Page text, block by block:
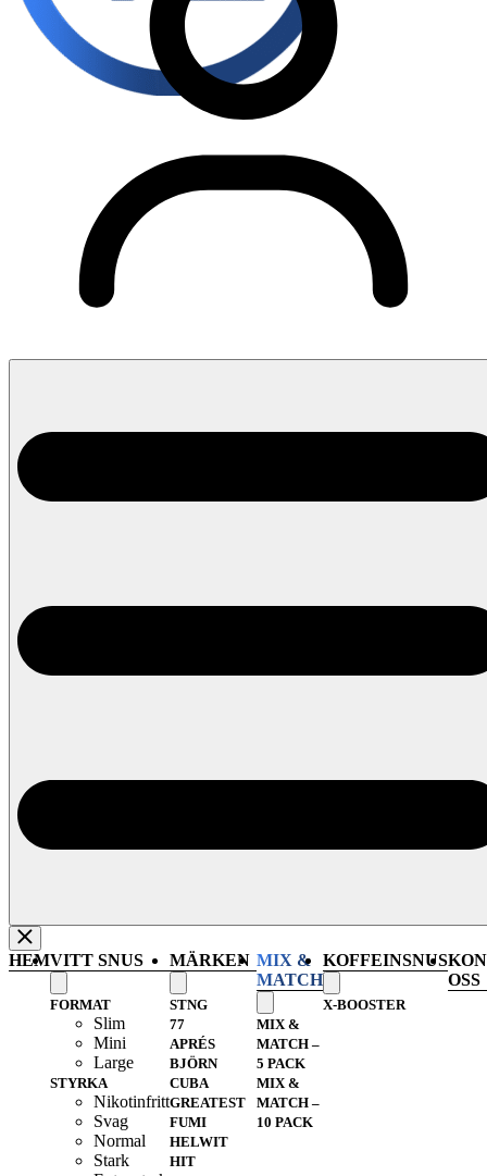
HEMVITT SNUS
FORMAT
Slim
Mini
Large
STYRKA
Nikotinfritt
Svag
Normal
Stark
MÄRKEN
STNG
77
APRÉS
BJÖRN
CUBA
GREATEST
FUMI
HELWIT
HIT
MIX &
MATCH
MIX &
MATCH –
5 PACK
MIX &
MATCH –
10 PACK
KOFFEINSNUS
X-BOOSTER
OSS